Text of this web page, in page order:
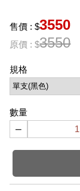
售價 : $3550
原價 : $3550
規格
數量
−